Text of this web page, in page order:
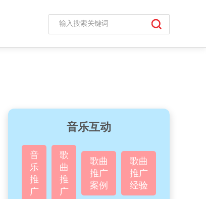
音乐互动
音
乐
推
广
歌
曲
推
广
歌曲
推广
案例
歌曲
推广
经验